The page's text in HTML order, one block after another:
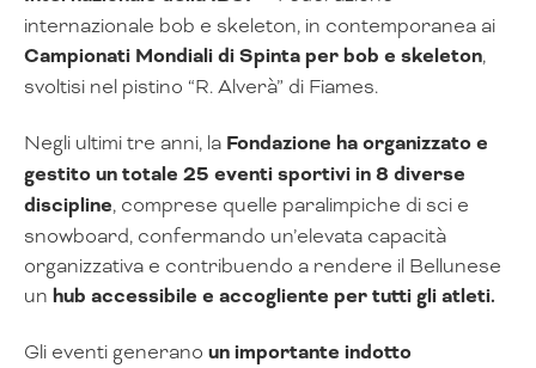
internazionale bob e skeleton, in contemporanea ai
Campionati Mondiali di Spinta per bob e skeleton,
svoltisi nel pistino “R. Alverà” di Fiames.
Negli ultimi tre anni, la Fondazione ha organizzato e
gestito un totale 25 eventi sportivi in 8 diverse
discipline, comprese quelle paralimpiche di sci e
snowboard, confermando un’elevata capacità
organizzativa e contribuendo a rendere il Bellunese
un hub accessibile e accogliente per tutti gli atleti.
Gli eventi generano un importante indotto